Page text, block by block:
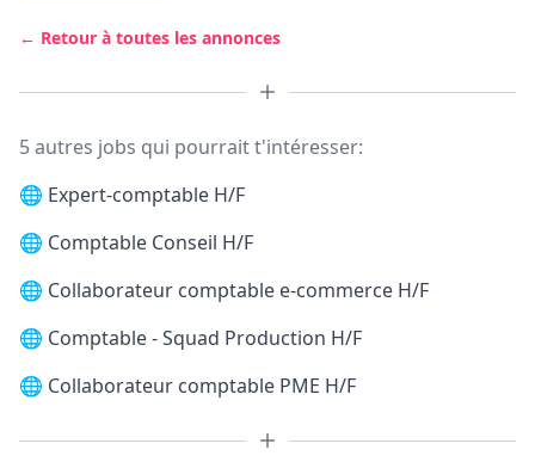
← Retour à toutes les annonces
5 autres jobs qui pourrait t'intéresser:
🌐 Expert-comptable H/F
🌐 Comptable Conseil H/F
🌐 Collaborateur comptable e-commerce H/F
🌐 Comptable - Squad Production H/F
🌐 Collaborateur comptable PME H/F